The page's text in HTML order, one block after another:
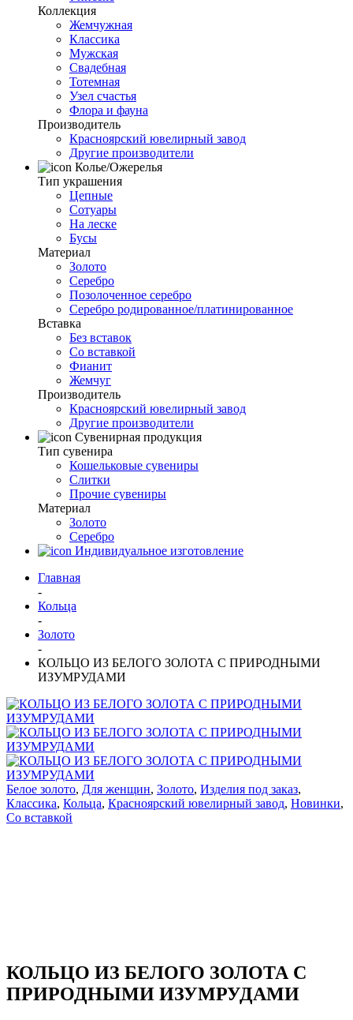
Коллекция
Жемчужная
Классика
Мужская
Свадебная
Тотемная
Узел счастья
Флора и фауна
Производитель
Красноярский ювелирный завод
Другие производители
Колье/Ожерелья
Тип украшения
Цепные
Сотуары
На леске
Бусы
Материал
Золото
Серебро
Позолоченное серебро
Серебро родированное/платинированное
Вставка
Без вставок
Со вставкой
Фианит
Жемчуг
Производитель
Красноярский ювелирный завод
Другие производители
Сувенирная продукция
Тип сувенира
Кошельковые сувениры
Слитки
Прочие сувениры
Материал
Золото
Серебро
Индивидуальное изготовление
Главная
-
Кольца
-
Золото
-
КОЛЬЦО ИЗ БЕЛОГО ЗОЛОТА С ПРИРОДНЫМИ
ИЗУМРУДАМИ
Белое золото, Для женщин, Золото, Изделия под заказ,
Классика, Кольца, Красноярский ювелирный завод, Новинки,
Со вставкой
КОЛЬЦО ИЗ БЕЛОГО ЗОЛОТА С
ПРИРОДНЫМИ ИЗУМРУДАМИ